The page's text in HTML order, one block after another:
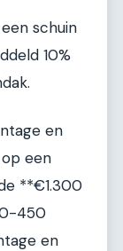
schuin
10%
en
een
**€1.300
450
en